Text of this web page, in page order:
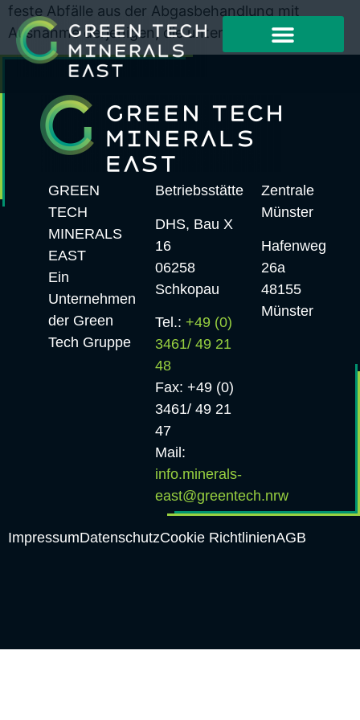
feste Abfälle aus der Abgasbehandlung mit
Ausnahme derjenigen, die unter 10 11 15 fallen
GREEN
TECH
MINERALS
EAST
Ein
Unternehmen
der Green
Tech Gruppe
Betriebsstätte
DHS, Bau X
16
06258
Schkopau
Tel.: +49 (0)
3461/ 49 21
48
Fax: +49 (0)
3461/ 49 21
47
Mail:
info.minerals-
east@greentech.nrw
Zentrale
Münster
Hafenweg
26a
48155
Münster
ImpressumDatenschutzCookie RichtlinienAGB